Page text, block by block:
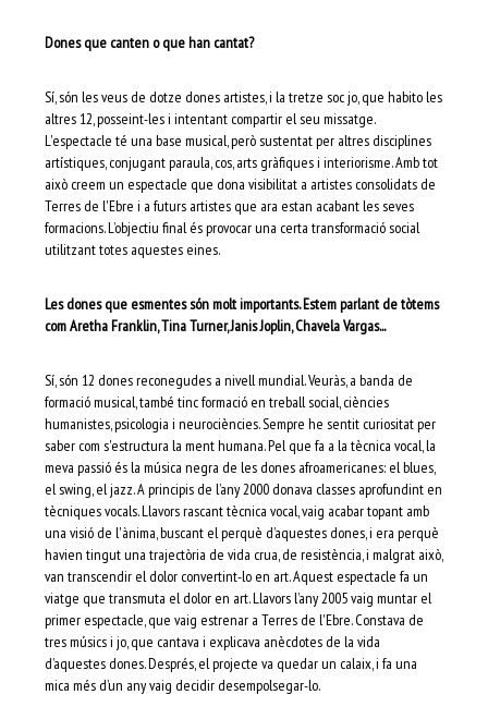
Dones que canten o que han cantat?
Sí, són les veus de dotze dones artistes, i la tretze soc jo, que habito les
altres 12, posseint-les i intentant compartir el seu missatge.
L'espectacle té una base musical, però sustentat per altres disciplines
artístiques, conjugant paraula, cos, arts gràfiques i interiorisme. Amb tot
això creem un espectacle que dona visibilitat a artistes consolidats de
Terres de l'Ebre i a futurs artistes que ara estan acabant les seves
formacions. L’objectiu final és provocar una certa transformació social
utilitzant totes aquestes eines.
Les dones que esmentes són molt importants. Estem parlant de tòtems
com Aretha Franklin, Tina Turner, Janis Joplin, Chavela Vargas...
Sí, són 12 dones reconegudes a nivell mundial. Veuràs, a banda de
formació musical, també tinc formació en treball social, ciències
humanistes, psicologia i neurociències. Sempre he sentit curiositat per
saber com s'estructura la ment humana. Pel que fa a la tècnica vocal, la
meva passió és la música negra de les dones afroamericanes: el blues,
el swing, el jazz. A principis de l’any 2000 donava classes aprofundint en
tècniques vocals. Llavors rascant tècnica vocal, vaig acabar topant amb
una visió de l'ànima, buscant el perquè d’aquestes dones, i era perquè
havien tingut una trajectòria de vida crua, de resistència, i malgrat això,
van transcendir el dolor convertint-lo en art. Aquest espectacle fa un
viatge que transmuta el dolor en art. Llavors l’any 2005 vaig muntar el
primer espectacle, que vaig estrenar a Terres de l'Ebre. Constava de
tres músics i jo, que cantava i explicava anècdotes de la vida
d’aquestes dones. Després, el projecte va quedar un calaix, i fa una
mica més d’un any vaig decidir desempolsegar-lo.